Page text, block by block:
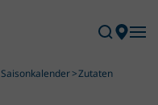
Saisonkalender Zutaten